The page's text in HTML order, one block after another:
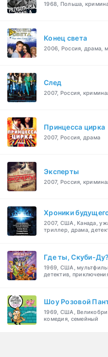
1968, Польша,
Конец света
2006, Россия, драма,
След
2007, Россия,
Принцесса цирка
2007, Россия, драма
Эксперты
2007, Россия,
Хроники
2007, США, Канада,
триллер, драма,
Где ты, Скуби-Ду?
1969, США,
детектив,
Шоу Розовой
1969, США,
комедия, семейный